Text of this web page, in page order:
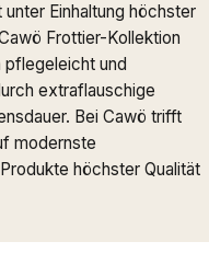
Einhaltung höchster
Frottier-Kollektion
pflegeleicht und
extraflauschige
Bei Cawö trifft
modernste
höchster Qualität